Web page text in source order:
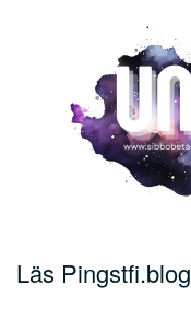
Läs Pingstfi.blog